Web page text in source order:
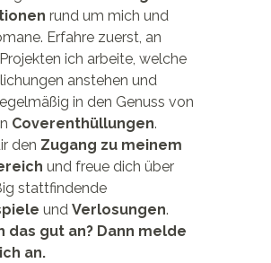
rund um mich und
Erfahre zuerst, an
ich arbeite, welche
anstehen und
in den Genuss von
Coverenthüllungen.
den Zugang zu meinem
und freue dich über
stattfindende
undVerlosungen.
das gut an? Dann melde
an.